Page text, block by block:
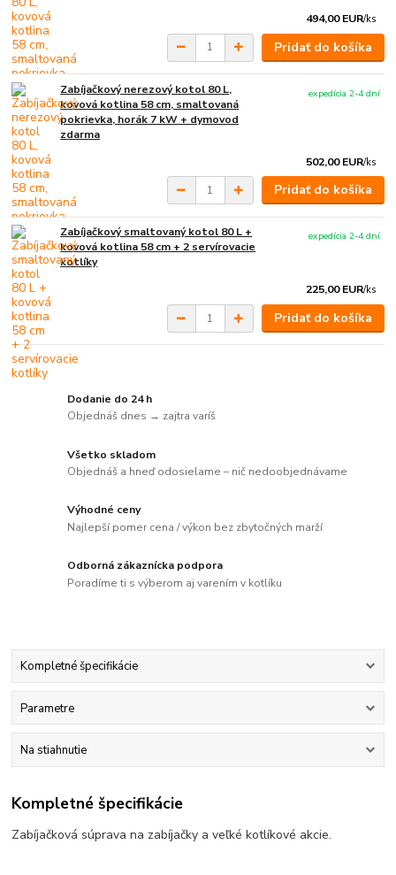
494,00 EUR/ks
Pridať do košíka
Zabíjačkový nerezový kotol 80 L,
kovová kotlina 58 cm, smaltovaná
pokrievka, horák 7 kW + dymovod
zdarma
502,00 EUR/ks
expedícia 2-4 dní
Pridať do košíka
Zabíjačkový smaltovaný kotol 80 L +
kovová kotlina 58 cm + 2 servírovacie
kotlíky
225,00 EUR/ks
expedícia 2-4 dní
Pridať do košíka
Dodanie do 24 h
Objednáš dnes → zajtra varíš
Všetko skladom
Objednáš a hneď odosielame – nič nedoobjednávame
Výhodné ceny
Najlepší pomer cena / výkon bez zbytočných marží
Odborná zákaznícka podpora
Poradíme ti s výberom aj varením v kotlíku
Kompletné špecifikácie
Parametre
Na stiahnutie
Kompletné špecifikácie
Zabíjačková súprava na zabíjačky a veľké kotlíkové akcie.